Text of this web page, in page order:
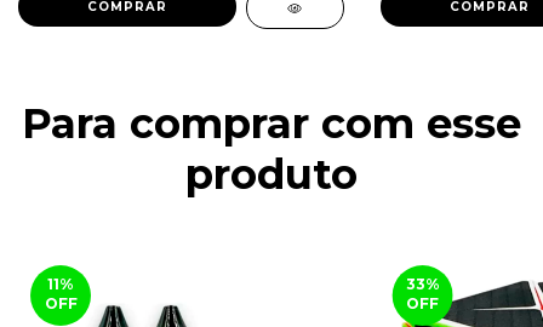
Para comprar com esse
produto
11%
OFF
33%
OFF